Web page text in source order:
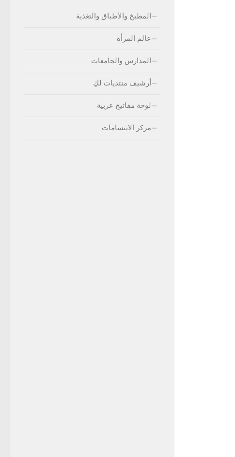
المطبخ والأطباق والتغذية
عالم المرأة
المدارس والجامعات
أرشيف منتديات لكِ
لوحة مفاتيج عربية
مركز الابتسامات